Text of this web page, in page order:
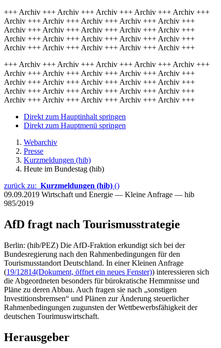
+++ Archiv +++ Archiv +++ Archiv +++ Archiv +++ Archiv +++
Archiv +++ Archiv +++ Archiv +++ Archiv +++ Archiv +++
Archiv +++ Archiv +++ Archiv +++ Archiv +++ Archiv +++
Archiv +++ Archiv +++ Archiv +++ Archiv +++ Archiv +++
Archiv +++ Archiv +++ Archiv +++ Archiv +++ Archiv +++
+++ Archiv +++ Archiv +++ Archiv +++ Archiv +++ Archiv +++
Archiv +++ Archiv +++ Archiv +++ Archiv +++ Archiv +++
Archiv +++ Archiv +++ Archiv +++ Archiv +++ Archiv +++
Archiv +++ Archiv +++ Archiv +++ Archiv +++ Archiv +++
Archiv +++ Archiv +++ Archiv +++ Archiv +++ Archiv +++
Direkt zum Hauptinhalt springen
Direkt zum Hauptmenü springen
Webarchiv
Presse
Kurzmeldungen (hib)
Heute im Bundestag (hib)
zurück zu: Kurzmeldungen (hib) ()
09.09.2019 Wirtschaft und Energie — Kleine Anfrage — hib
985/2019
AfD fragt nach Tourismusstrategie
Berlin: (hib/PEZ) Die AfD-Fraktion erkundigt sich bei der
Bundesregierung nach den Rahmenbedingungen für den
Tourismusstandort Deutschland. In einer Kleinen Anfrage
(19/12814(Dokument, öffnet ein neues Fenster)) interessieren sich
die Abgeordneten besonders für bürokratische Hemmnisse und
Pläne zu deren Abbau. Auch fragen sie nach „sonstigen
Investitionsbremsen“ und Plänen zur Änderung steuerlicher
Rahmenbedingungen zugunsten der Wettbewerbsfähigkeit der
deutschen Tourimuswirtschaft.
Herausgeber